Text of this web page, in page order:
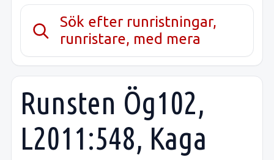
Sök efter runristningar,
runristare, med mera
Runsten Ög102,
L2011:548, Kaga